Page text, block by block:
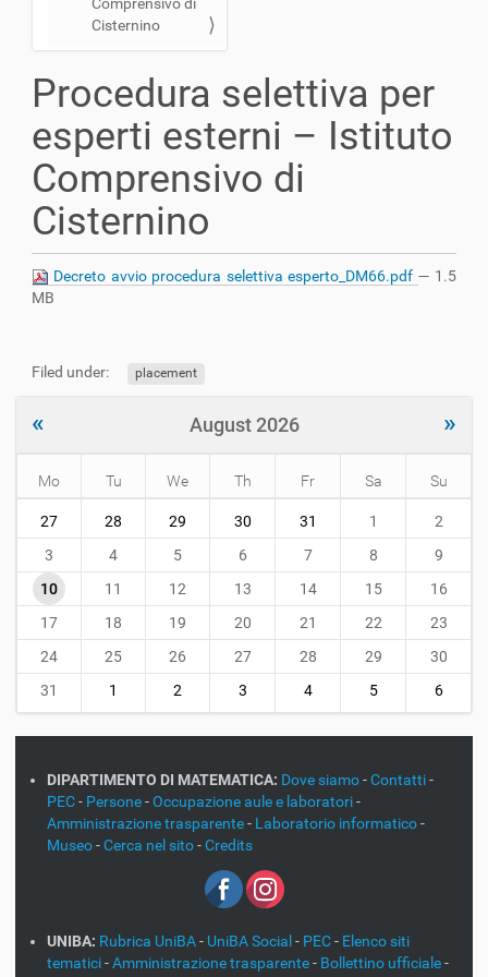
o
Cisternino
Procedura selettiva per
esperti esterni – Istituto
Comprensivo di
Cisternino
Decreto avvio procedura selettiva esperto_DM66.pdf — 1.5
MB
Filed under: placement
« August 2026 »
t
8
Mo Tu We Th Fr Sa Su
27 28 29 30 31 1
2
3
4 5 6 7 8
9
10
11 12 13 14 15
16
17
18 19 20 21 22
23
24
25 26 27 28 29
30
31
1 2 3 4 5 6
DIPARTIMENTO DI MATEMATICA: Dove siamo-Contatti-
PEC- Persone-Occupazione aule e laboratori-
Amministrazione trasparente- Laboratorio informatico-
Museo-Cerca nel sito-Credits
UNIBA: Rubrica UniBA- UniBA Social - PEC- Elenco siti
tematici-Amministrazione trasparente- Bollettino ufficiale-